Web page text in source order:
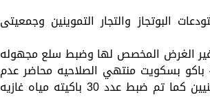
البوتجاز والتجار التموينين وجمعيتى
في غير الغرض المخصص لها وضبط سلع مجهوله
المصدر عباره عن 400 قطعه من الحلوى (عسليه) كما تم ضبط 48 باكو بسكويت منتهي الصلاحيه محاضر عدم
اعلان عن الاسعار وعدم وجود ترخيص ومحاضر غلق للبدالين التموينيين كما تم ضبط عدد 30 باكيته مياه غازيه